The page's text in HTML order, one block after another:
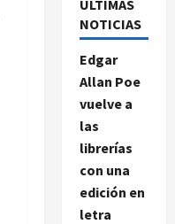
ULTIMAS
NOTICIAS
Edgar
Allan Poe
vuelve a
las
librerías
con una
edición en
letra